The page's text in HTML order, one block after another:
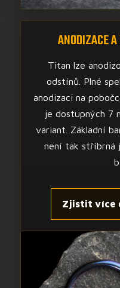
ANODIZACE
Titan lze
odstínů. Plné
anodizaci na
je dostupných 7
variant. Základní
není tak stříbrná
Zjistit více